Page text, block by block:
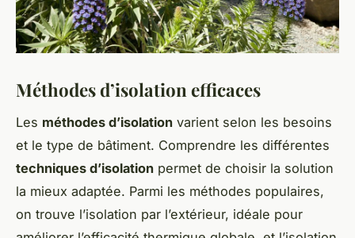
Méthodes d’isolation efficaces
Les méthodes d’isolation varient selon les besoins
et le type de bâtiment. Comprendre les différentes
techniques d’isolation permet de choisir la solution
la mieux adaptée. Parmi les méthodes populaires,
on trouve l’isolation par l’extérieur, idéale pour